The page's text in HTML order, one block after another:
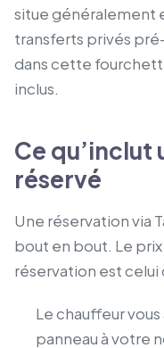
situe généralement
transferts privés
dans cette
inclus.
Ce
réservé
Une réservation via
bout en bout. Le
réservation est celui
Le chauffeur
panneau à votre